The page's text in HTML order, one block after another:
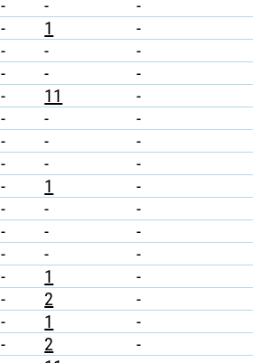
- - -
- 1 -
- - -
- - -
- 11 -
- - -
- - -
- - -
- 1 -
- - -
- - -
- - -
- 1 -
- 2 -
- 1 -
- 2 -